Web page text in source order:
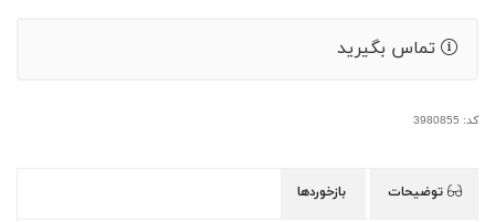
تماس بگیرید
کد: 3980855
توضیحات بازخوردها